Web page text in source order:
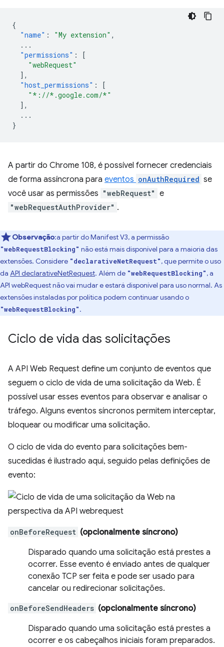
{
"name" : "My extension" ,
...
"permissions" :
[
"webRequest"
],
"host_permissions" :
[
"*://*.google.com/*"
],
...
}
A partir do Chrome 108, é possível fornecer credenciais
de forma assíncrona para eventos onAuthRequired se
você usar as permissões "webRequest" e
"webRequestAuthProvider" .
Observação:a partir do Manifest V3, a permissão
"webRequestBlocking" não está mais disponível para a maioria das
extensões. Considere "declarativeNetRequest", que permite o uso
da API declarativeNetRequest. Além de "webRequestBlocking", a
API webRequest não vai mudar e estará disponível para uso normal. As
extensões instaladas por política podem continuar usando o
"webRequestBlocking".
Ciclo de vida das solicitações
A API Web Request define um conjunto de eventos que
seguem o ciclo de vida de uma solicitação da Web. É
possível usar esses eventos para observar e analisar o
tráfego. Alguns eventos síncronos permitem interceptar,
bloquear ou modificar uma solicitação.
O ciclo de vida do evento para solicitações bem-
sucedidas é ilustrado aqui, seguido pelas definições de
evento:
onBeforeRequest (opcionalmente síncrono)
Disparado quando uma solicitação está prestes a
ocorrer. Esse evento é enviado antes de qualquer
conexão TCP ser feita e pode ser usado para
cancelar ou redirecionar solicitações.
onBeforeSendHeaders (opcionalmente síncrono)
Disparado quando uma solicitação está prestes a
ocorrer e os cabeçalhos iniciais foram preparados.